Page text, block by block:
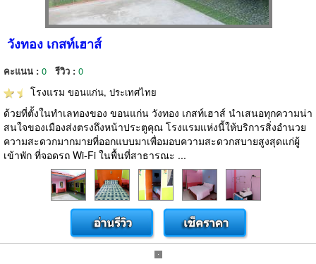
วังทอง เกสท์เฮาส์
คะแนน : 0 รีวิว : 0
โรงแรม ขอนแก่น, ประเทศไทย
ด้วยที่ตั้งในทำเลทองของ ขอนแก่น วังทอง เกสท์เฮาส์ นำเสนอทุกความน่า
สนใจของเมืองส่งตรงถึงหน้าประตูคุณ โรงแรมแห่งนี้ให้บริการสิ่งอำนวย
ความสะดวกมากมายที่ออกแบบมาเพื่อมอบความสะดวกสบายสูงสุดแก่ผู้
เข้าพัก ที่จอดรถ Wi-Fi ในพื้นที่สาธารณะ ...